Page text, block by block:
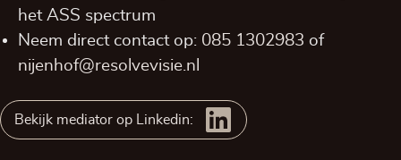
het ASS spectrum
Neem direct contact op: 085 1302983 of
nijenhof@resolvevisie.nl
Bekijk mediator op Linkedin: